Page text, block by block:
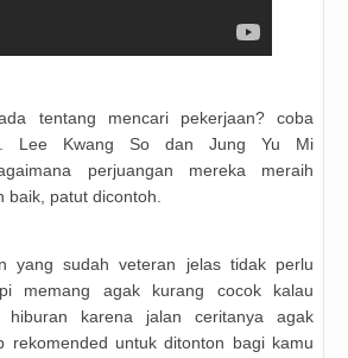
tentang mencari pekerjaan? coba
Lee Kwang So dan Jung Yu Mi
perjuangan mereka meraih
baik, patut dicontoh.
yang sudah veteran jelas tidak perlu
memang agak kurang cocok kalau
hiburan karena jalan ceritanya agak
rekomended untuk ditonton bagi kamu